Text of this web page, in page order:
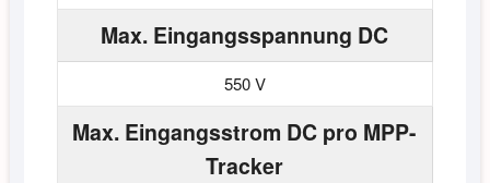
Max. Eingangsspannung DC
550 V
Max. Eingangsstrom DC pro MPP-
Tracker